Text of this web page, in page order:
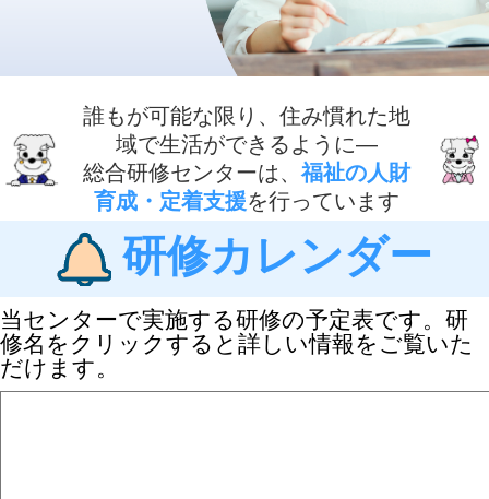
誰もが可能な限り、住み慣れた地
域で生活ができるように―
総合研修センターは、福祉の人財
育成・定着支援を行っています
研修カレンダー
当センターで実施する研修の予定表です。研
修名をクリックすると詳しい情報をご覧いた
だけます。